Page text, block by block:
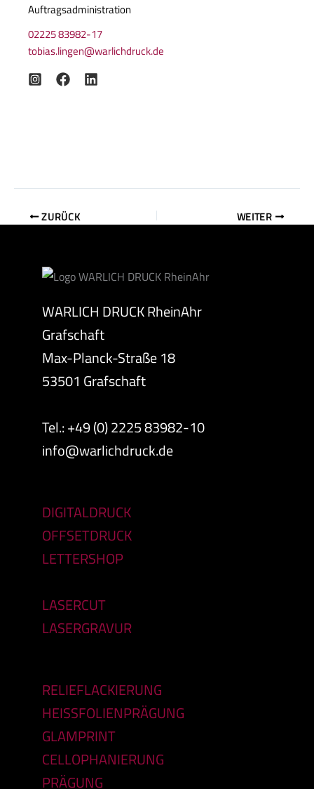
Auftragsadministration
02225 83982-17
tobias.lingen@warlichdruck.de
ZURÜCK WEITER
WARLICH DRUCK RheinAhr
Grafschaft
Max-Planck-Straße 18
53501 Grafschaft
Tel.: +49 (0) 2225 83982-10
info@warlichdruck.de
DIGITALDRUCK
OFFSETDRUCK
LETTERSHOP
LASERCUT
LASERGRAVUR
RELIEFLACKIERUNG
HEISSFOLIENPRÄGUNG
GLAMPRINT
CELLOPHANIERUNG
PRÄGUNG